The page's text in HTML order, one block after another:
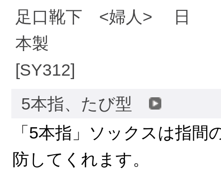
足口靴下 <婦人> 日
本製
[SY312]
5本指、たび型
「5本指」ソックスは指間
防してくれます。